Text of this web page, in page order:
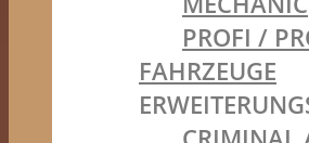
PROFI /
FAHRZEUGE